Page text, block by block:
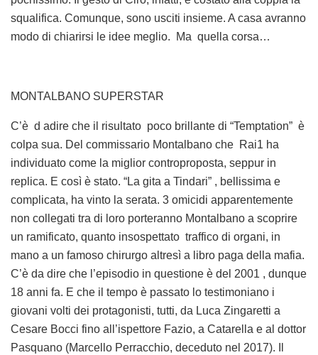
squalifica. Comunque, sono usciti insieme. A casa avranno
modo di chiarirsi le idee meglio. Ma quella corsa…
MONTALBANO SUPERSTAR
C’è d adire che il risultato poco brillante di “Temptation” è
colpa sua. Del commissario Montalbano che Rai1 ha
individuato come la miglior controproposta, seppur in
replica. E così è stato. “La gita a Tindari” , bellissima e
complicata, ha vinto la serata. 3 omicidi apparentemente
non collegati tra di loro porteranno Montalbano a scoprire
un ramificato, quanto insospettato traffico di organi, in
mano a un famoso chirurgo altresì a libro paga della mafia.
C’è da dire che l’episodio in questione è del 2001 , dunque
18 anni fa. E che il tempo è passato lo testimoniano i
giovani volti dei protagonisti, tutti, da Luca Zingaretti a
Cesare Bocci fino all’ispettore Fazio, a Catarella e al dottor
Pasquano (Marcello Perracchio, deceduto nel 2017). Il